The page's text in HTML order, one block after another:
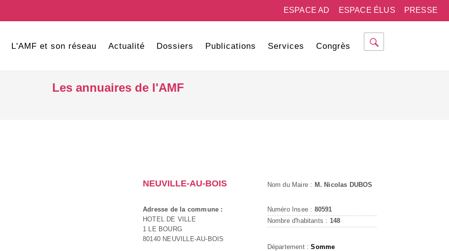
PRESSE
ESPACE ÉLUS
ESPACE AD
L'AMF et son réseau Actualité Dossiers Publications Services Congrès
Les annuaires de l'AMF
NEUVILLE-AU-BOIS
Adresse de la commune :
HOTEL DE VILLE
1 LE BOURG
80140 NEUVILLE-AU-BOIS
Nom du Maire : M. Nicolas DUBOS
Numéro Insee : 80591
Nombre d'habitants : 148
Département :Somme